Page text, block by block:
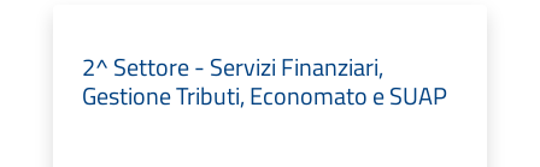
2^ Settore - Servizi Finanziari,
Gestione Tributi, Economato e SUAP